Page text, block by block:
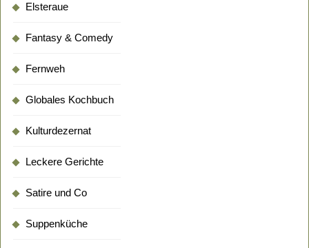
Elsteraue
Fantasy & Comedy
Fernweh
Globales Kochbuch
Kulturdezernat
Leckere Gerichte
Satire und Co
Suppenküche